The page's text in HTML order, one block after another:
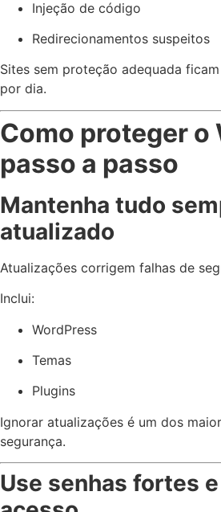
Injeção de código
Redirecionamentos suspeitos
Sites sem proteção adequada
por dia.
Como proteger o
passo a passo
Mantenha tudo
atualizado
Atualizações corrigem falhas de
Inclui:
WordPress
Temas
Plugins
Ignorar atualizações é um dos
segurança.
Use senhas fortes